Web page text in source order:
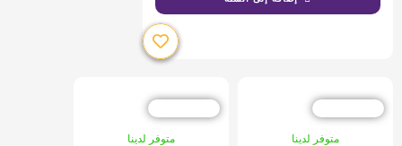
متوفر لدينا متوفر لدينا